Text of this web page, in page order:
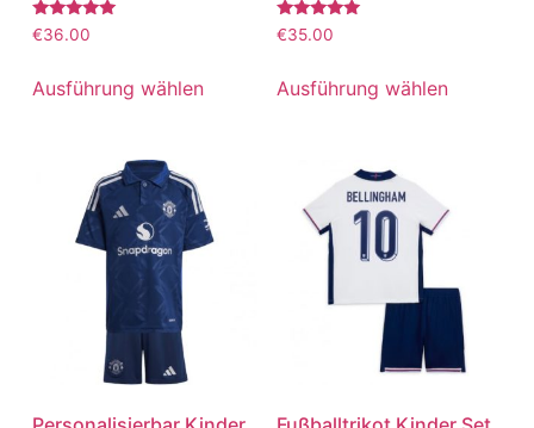
Bewertet
mit
von 5
€36.00
Ausführung wählen
Bewertet
mit
von 5
€35.00
Ausführung wählen